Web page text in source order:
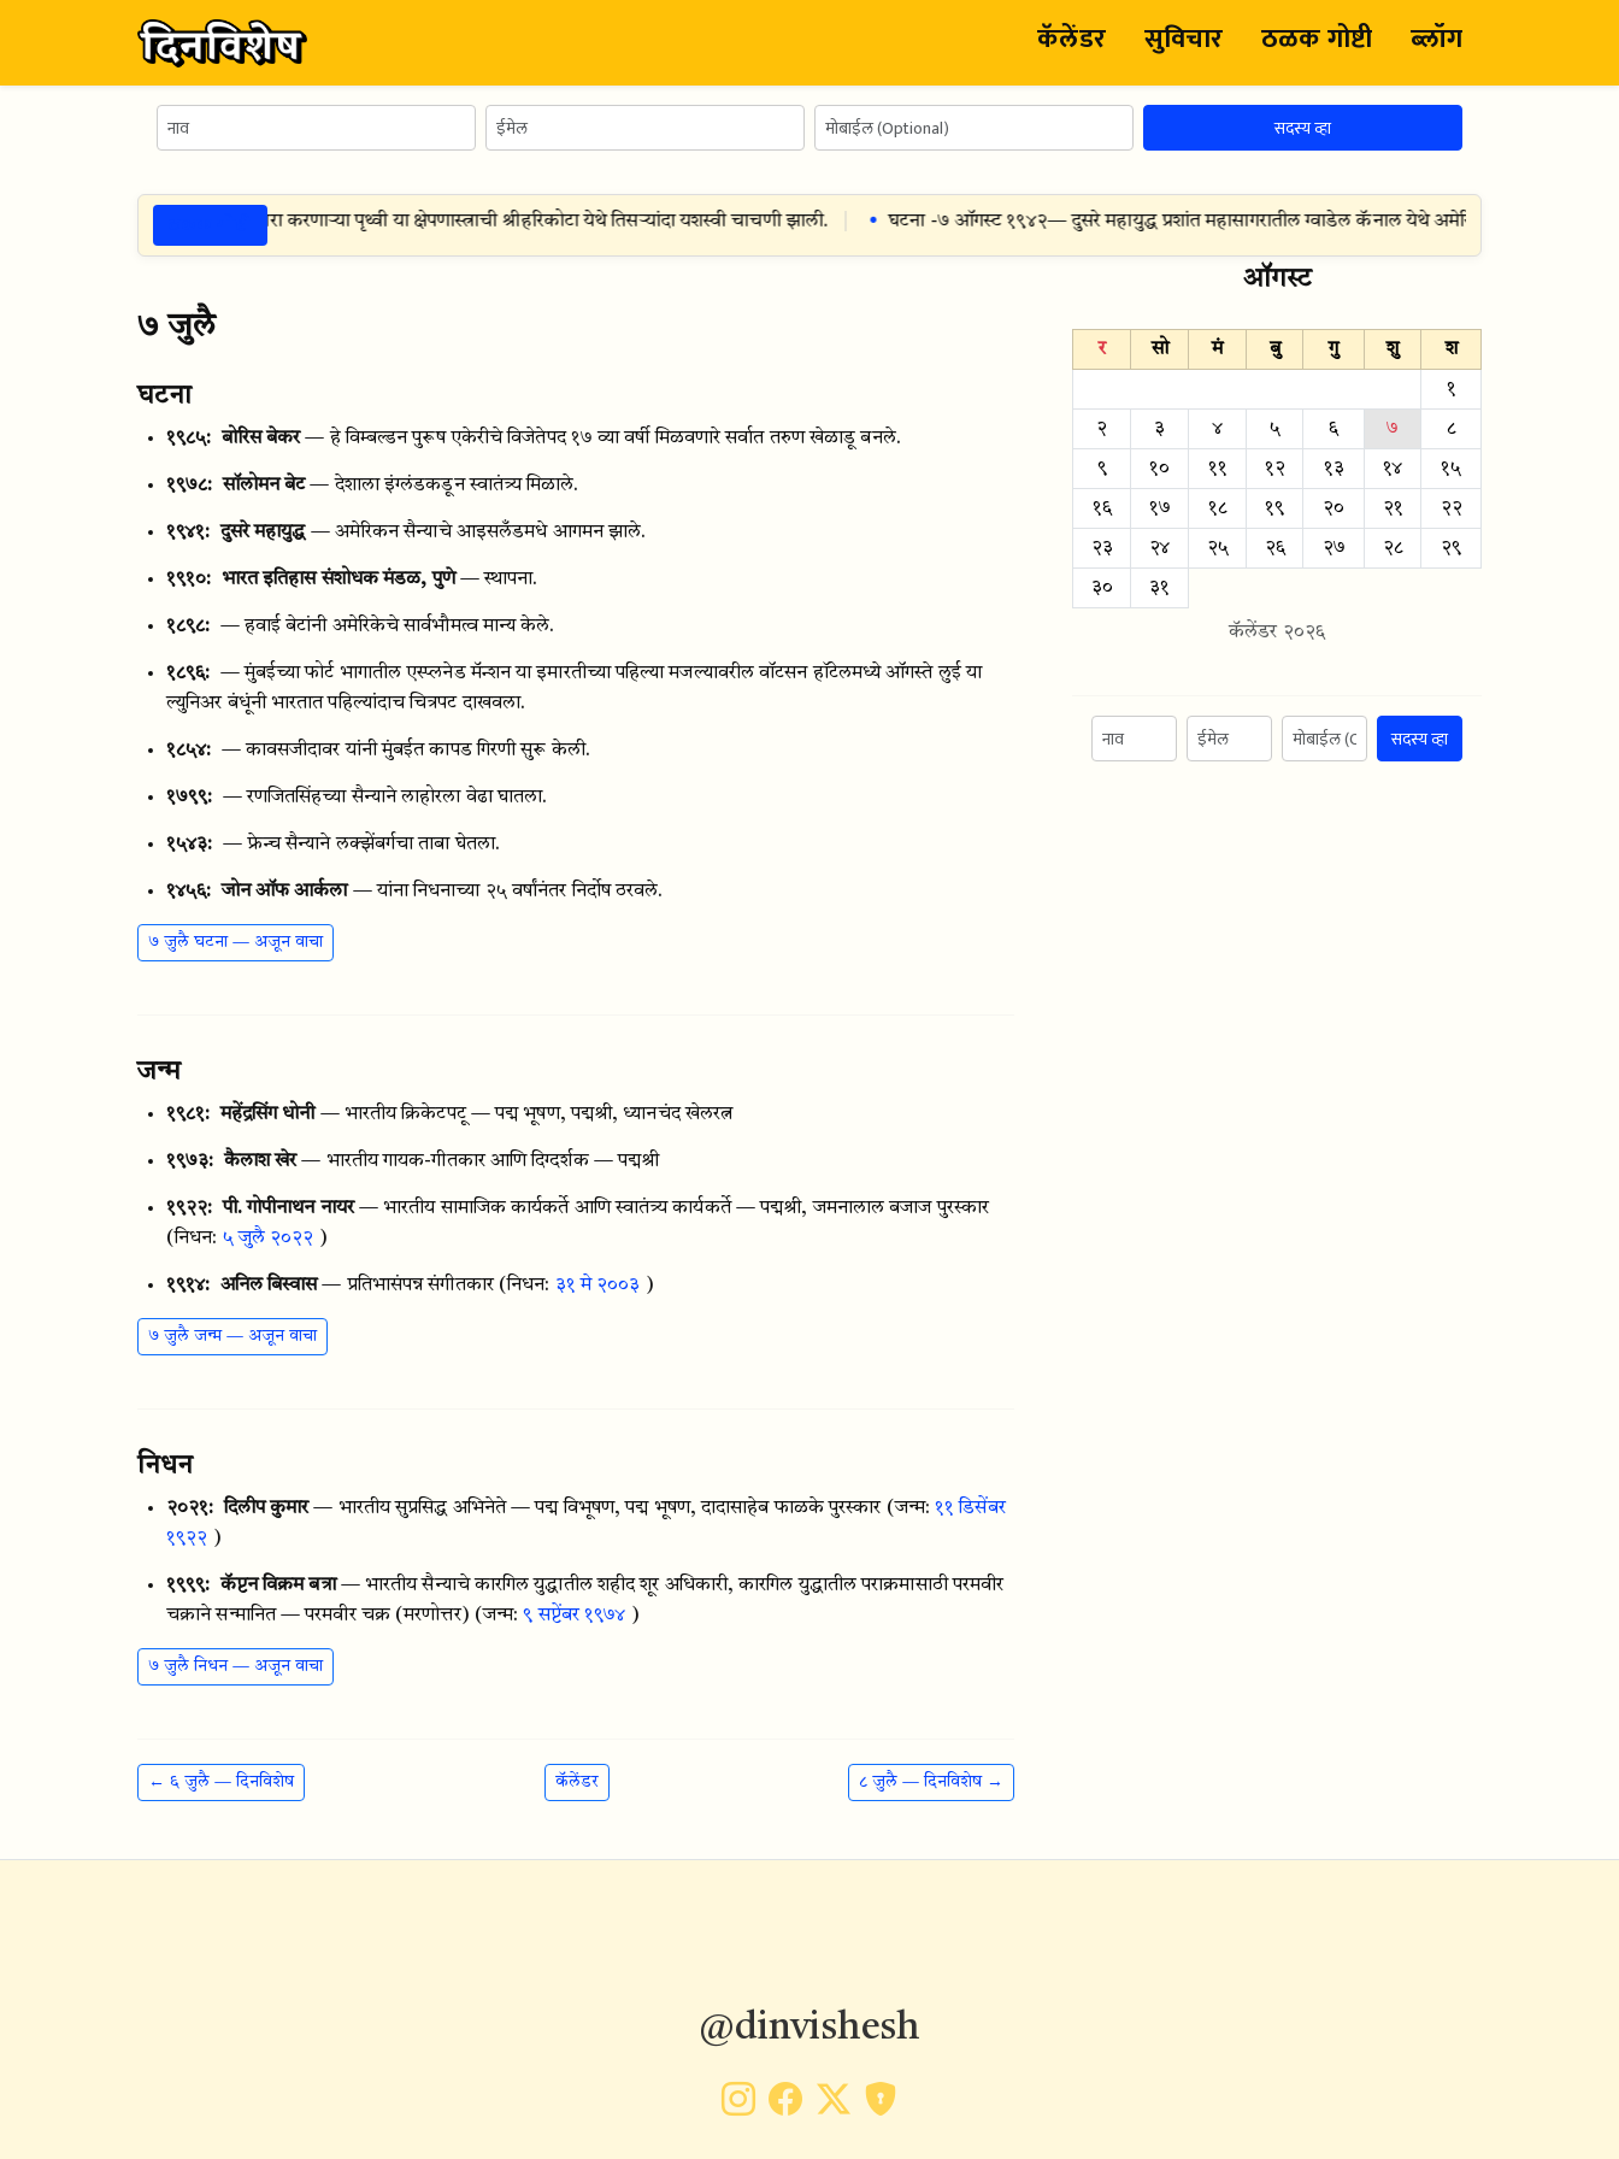
कॅलेंडर सुविचार ठळक गोष्टी ब्लॉग
सदस्य व्हा
— जमिनीवरुन हवेत मारा करणार्‍या पृथ्वी या क्षेपणास्त्राची श्रीहरिकोटा येथे तिसर्‍यांदा यशस्वी चाचणी झाली. घटना -७ ऑगस्ट १९४२— दुसरे महायुद्ध प्रशांत महासागरातील ग्वाडेल कॅनाल येथे अमेरिकन सैन्य उतरले व
७ जुलै
घटना
१९८५: बोरिस बेकर — हे विम्बल्डन पुरूष एकेरीचे विजेतेपद १७ व्या वर्षी मिळवणारे सर्वात तरुण खेळाडू बनले.
१९७८: सॉलोमन बेट — देशाला इंग्लंडकडून स्वातंत्र्य मिळाले.
१९४१: दुसरे महायुद्ध — अमेरिकन सैन्याचे आइसलँडमधे आगमन झाले.
१९१०: भारत इतिहास संशोधक मंडळ, पुणे — स्थापना.
१८९८: — हवाई बेटांनी अमेरिकेचे सार्वभौमत्व मान्य केले.
१८९६: — मुंबईच्या फोर्ट भागातील एस्प्लनेड मॅन्शन या इमारतीच्या पहिल्या मजल्यावरील वॉटसन हॉटेलमध्ये ऑगस्ते लुई या
ल्युनिअर बंधूंनी भारतात पहिल्यांदाच चित्रपट दाखवला.
१८५४: — कावसजीदावर यांनी मुंबईत कापड गिरणी सुरू केली.
१७९९: — रणजितसिंहच्या सैन्याने लाहोरला वेढा घातला.
१५४३: — फ्रेन्च सैन्याने लक्झेंबर्गचा ताबा घेतला.
१४५६: जोन ऑफ आर्कला — यांना निधनाच्या २५ वर्षांनंतर निर्दोष ठरवले.
७ जुलै घटना — अजून वाचा
जन्म
१९८१: महेंद्रसिंग धोनी — भारतीय क्रिकेटपटू — पद्म भूषण, पद्मश्री, ध्यानचंद खेलरत्न
१९७३: कैलाश खेर — भारतीय गायक-गीतकार आणि दिग्दर्शक — पद्मश्री
१९२२: पी. गोपीनाथन नायर — भारतीय सामाजिक कार्यकर्ते आणि स्वातंत्र्य कार्यकर्ते — पद्मश्री, जमनालाल बजाज पुरस्कार
(निधन: ५ जुलै २०२२ )
१९१४: अनिल बिस्वास — प्रतिभासंपन्न संगीतकार (निधन: ३१ मे २००३ )
७ जुलै जन्म — अजून वाचा
निधन
२०२१: दिलीप कुमार — भारतीय सुप्रसिद्ध अभिनेते — पद्म विभूषण, पद्म भूषण, दादासाहेब फाळके पुरस्कार (जन्म:११ डिसेंबर
१९२२ )
१९९९: कॅप्टन विक्रम बत्रा — भारतीय सैन्याचे कारगिल युद्धातील शहीद शूर अधिकारी, कारगिल युद्धातील पराक्रमासाठी परमवीर
चक्राने सन्मानित — परमवीर चक्र (मरणोत्तर) (जन्म:९ सप्टेंबर १९७४ )
७ जुलै निधन — अजून वाचा
← ६ जुलै — दिनविशेष कॅलेंडर ८ जुलै — दिनविशेष →
ऑगस्ट
र सो मं बु गु शु श
१
२ ३ ४ ५ ६ ७ ८
९ १० ११ १२ १३ १४ १५
१६ १७ १८ १९ २० २१ २२
२३ २४ २५ २६ २७ २८ २९
३० ३१
कॅलेंडर २०२६
सदस्य व्हा
@dinvishesh